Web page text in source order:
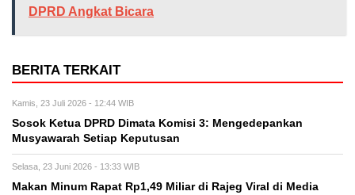
DPRD Angkat Bicara
BERITA TERKAIT
Kamis, 23 Juli 2026 - 12:44 WIB
Sosok Ketua DPRD Dimata Komisi 3: Mengedepankan
Musyawarah Setiap Keputusan
Selasa, 23 Juni 2026 - 13:33 WIB
Makan Minum Rapat Rp1,49 Miliar di Rajeg Viral di Media